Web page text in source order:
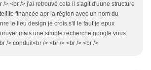
/> <br /> j'ai retrouvé cela il s'agit d'uune structure
financée apr la région avec un nom du
le lieu design je crois,s'il le faut je epux
mais une simple recherche google vous
/> conduit<br /> <br /> <br /> <br />